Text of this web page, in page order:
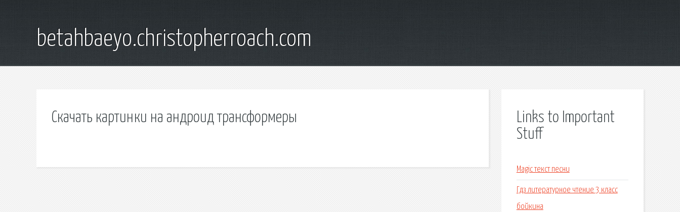
betahbaeyo.christopherroach.com
Скачать картинки на андроид трансформеры
Links to Important
Stuff
Magic текст песни
Гдз литературное чтение 3 класс
бойкина